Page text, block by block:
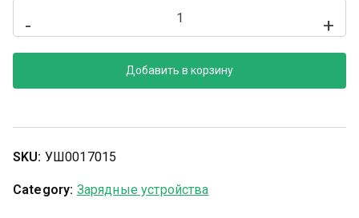
- +
Добавить в корзину
SKU: УШ0017015
Category: Зарядные устройства